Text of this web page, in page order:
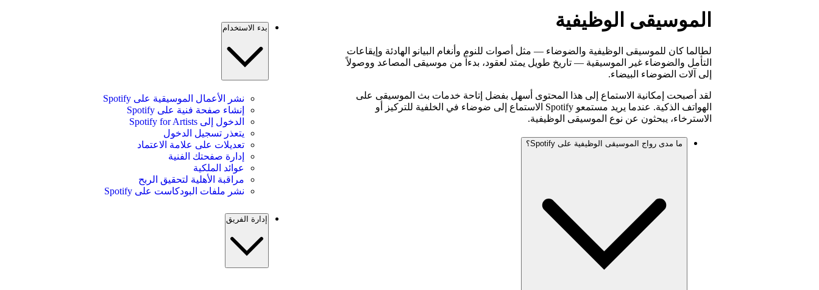
الموسيقى الوظيفية
لطالما كان للموسيقى الوظيفية والضوضاء — مثل أصوات للنوم وأنغام البيانو الهادئة وإيقاعات
التأمل والضوضاء غير الموسيقية — تاريخ طويل يمتد لعقود، بدءاً من موسيقى المصاعد ووصولاً
إلى آلات الضوضاء البيضاء.
لقد أصبحت إمكانية الاستماع إلى هذا المحتوى أسهل بفضل إتاحة خدمات بث الموسيقى على
الهواتف الذكية. عندما يريد مستمعو Spotify الاستماع إلى ضوضاء في الخلفية للتركيز أو
الاسترخاء، يبحثون عن نوع الموسيقى الوظيفية.
ما مدى رواج الموسيقى الوظيفية على Spotify؟
بدء الاستخدام
نشر الأعمال الموسيقية على Spotify
إنشاء صفحة فنية على Spotify
الدخول إلى Spotify for Artists
يتعذر تسجيل الدخول
تعديلات على علامة الاعتماد
إدارة صفحتك الفنية
عوائد الملكية
مراقبة الأهلية لتحقيق الربح
نشر ملفات البودكاست على Spotify
إدارة الفريق